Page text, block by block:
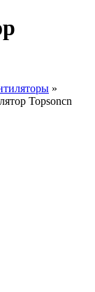
»
Topsoncn